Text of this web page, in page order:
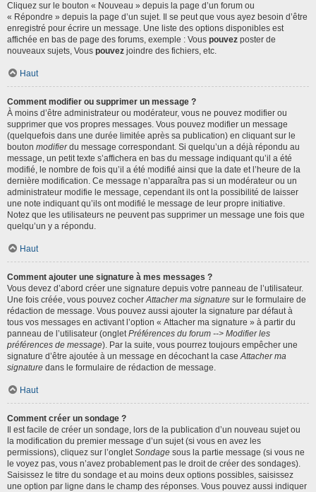
Cliquez sur le bouton « Nouveau » depuis la page d’un forum ou
« Répondre » depuis la page d’un sujet. Il se peut que vous ayez besoin d’être
enregistré pour écrire un message. Une liste des options disponibles est
affichée en bas de page des forums, exemple : Vous pouvez poster de
nouveaux sujets, Vous pouvez joindre des fichiers, etc.
Haut
Comment modifier ou supprimer un message ?
À moins d’être administrateur ou modérateur, vous ne pouvez modifier ou
supprimer que vos propres messages. Vous pouvez modifier un message
(quelquefois dans une durée limitée après sa publication) en cliquant sur le
bouton modifierdu message correspondant. Si quelqu’un a déjà répondu au
message, un petit texte s’affichera en bas du message indiquant qu’il a été
modifié, le nombre de fois qu’il a été modifié ainsi que la date et l’heure de la
dernière modification. Ce message n’apparaîtra pas si un modérateur ou un
administrateur modifie le message, cependant ils ont la possibilité de laisser
une note indiquant qu’ils ont modifié le message de leur propre initiative.
Notez que les utilisateurs ne peuvent pas supprimer un message une fois que
quelqu’un y a répondu.
Haut
Comment ajouter une signature à mes messages ?
Vous devez d’abord créer une signature depuis votre panneau de l’utilisateur.
Une fois créée, vous pouvez cocherAttacher ma signature sur le formulaire de
rédaction de message. Vous pouvez aussi ajouter la signature par défaut à
tous vos messages en activant l’option « Attacher ma signature » à partir du
panneau de l’utilisateur (ongletPréférences du forum --> Modifier les
préférences de message). Par la suite, vous pourrez toujours empêcher une
signature d’être ajoutée à un message en décochant la caseAttacher ma
signature dans le formulaire de rédaction de message.
Haut
Comment créer un sondage ?
Il est facile de créer un sondage, lors de la publication d’un nouveau sujet ou
la modification du premier message d’un sujet (si vous en avez les
permissions), cliquez sur l’ongletSondage sous la partie message (si vous ne
le voyez pas, vous n’avez probablement pas le droit de créer des sondages).
Saisissez le titre du sondage et au moins deux options possibles, saisissez
une option par ligne dans le champ des réponses. Vous pouvez aussi indiquer